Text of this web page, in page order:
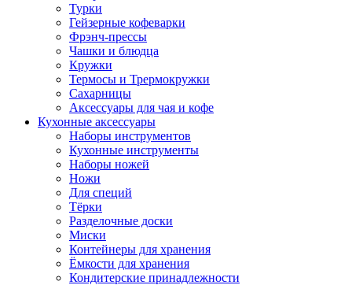
Турки
Гейзерные кофеварки
Фрэнч-прессы
Чашки и блюдца
Кружки
Термосы и Трермокружки
Сахарницы
Аксессуары для чая и кофе
Кухонные аксессуары
Наборы инструментов
Кухонные инструменты
Наборы ножей
Ножи
Для специй
Тёрки
Разделочные доски
Миски
Контейнеры для хранения
Ёмкости для хранения
Кондитерские принадлежности